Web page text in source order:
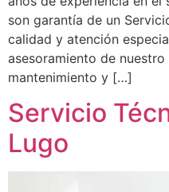
son garantía de un
calidad y atención
asesoramiento de
mantenimiento y […]
Servicio
Lugo